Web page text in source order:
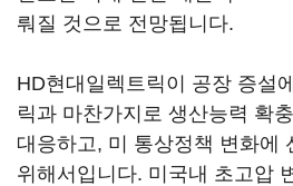
뤄질 것으로 전망됩니다.
HD현대일렉트릭이 공장 증설
릭과 마찬가지로 생산능력 확
대응하고, 미 통상정책 변화에
위해서입니다. 미국내 초고압